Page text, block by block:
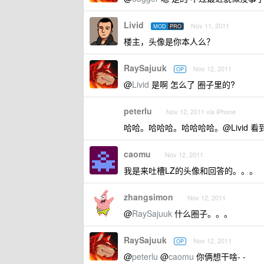
Livid MOD PRO Nov 11, 2011
楼主，头像是你本人么？
RaySajuuk OP Nov 12, 2011
@Livid 是啊 怎么了 圈子里的?
peterlu Nov 12, 2011 via iPhone
哈哈。哈哈哈。哈哈哈哈。@Livid 看
caomu Nov 12, 2011
我是来吐槽LZ的头像和回答的。。。
zhangsimon Nov 12, 2011
@RaySajuuk 什么圈子。。。
RaySajuuk OP Nov 12, 2011
@peterlu @caomu 你俩想干啥- -